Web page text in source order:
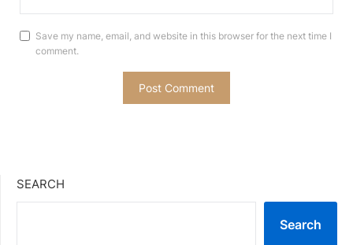
Save my name, email, and website in this browser for the next time I
comment.
SEARCH
Search